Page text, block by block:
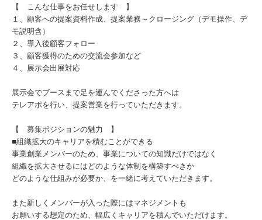
【 こんな仕事をお任せします 】
１、顧客への提案資料作成、提案業務～クロージング（デモ操作、デ
モ説明含）
２、導入後顧客フォロー
３、顧客獲得のための交流会参加など
４、展示会出展対応
展示会でブースまで足を運んでくださった方へは
テレアポを行い、提案営業を行っていただきます。
【 募集ポジションの魅力 】
■組織拡大のキャリアを積むことができる
事業創業メンバーのため、事業についての知識だけではなく
組織を拡大させるにはどのような体制を構築すべきか
どのような仕組みが必要か、を一緒に考えていただきます。
また新しくメンバーが入った際にはマネジメントも
お願いする想定のため、幅広くキャリアを積んでいただけます。